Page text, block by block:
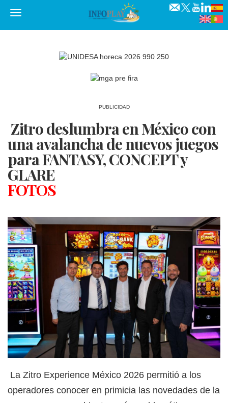
Menú
PUBLICIDAD
Zitro deslumbra en México con
una avalancha de nuevos juegos
para FANTASY, CONCEPT y
GLARE
FOTOS
La Zitro Experience México 2026 permitió a los
operadores conocer en primicia las novedades de la